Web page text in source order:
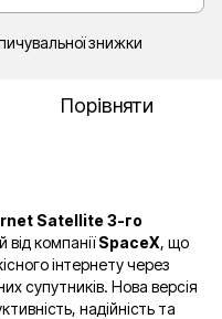
знижки
Порівняти
Satellite 3-го
компаніїSpaceX, що
інтернету через
супутників. Нова версія
надійність та